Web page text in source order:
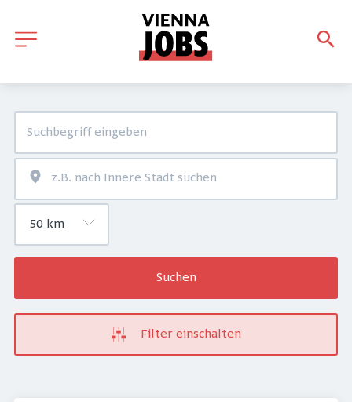
Suchen
Filter einschalten